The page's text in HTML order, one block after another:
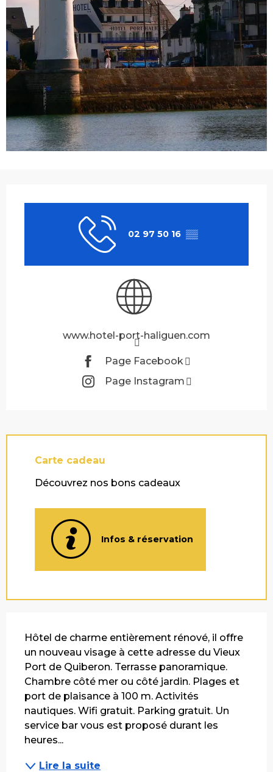
02 97 50 16 ▒▒
www.hotel-port-haliguen.com
Page Facebook
Page Instagram
Carte cadeau
Découvrez nos bons cadeaux
Infos & réservation
Hôtel de charme entièrement rénové, il offre
un nouveau visage à cette adresse du Vieux
Port de Quiberon. Terrasse panoramique.
Chambre côté mer ou côté jardin. Plages et
port de plaisance à 100 m. Activités
nautiques. Wifi gratuit. Parking gratuit. Un
service bar vous est proposé durant les
heures...
Lire la suite